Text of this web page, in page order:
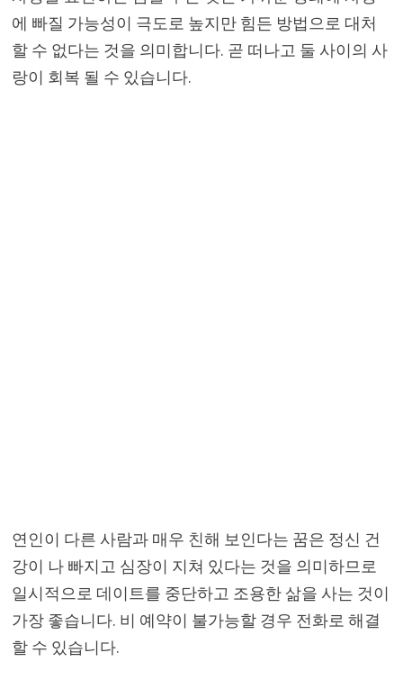
에 빠질 가능성이 극도로 높지만 힘든 방법으로 대처
할 수 없다는 것을 의미합니다. 곧 떠나고 둘 사이의 사
랑이 회복 될 수 있습니다.
연인이 다른 사람과 매우 친해 보인다는 꿈은 정신 건
강이 나 빠지고 심장이 지쳐 있다는 것을 의미하므로
일시적으로 데이트를 중단하고 조용한 삶을 사는 것이
가장 좋습니다. 비 예약이 불가능할 경우 전화로 해결
할 수 있습니다.